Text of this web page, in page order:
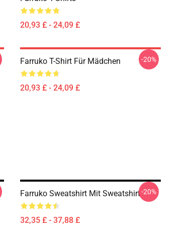
20,93 £ - 24,09 £
Farruko T-Shirt Für Mädchen
20,93 £ - 24,09 £
-20%
Farruko Sweatshirt Mit Sweatshirt
32,35 £ - 37,88 £
-20%